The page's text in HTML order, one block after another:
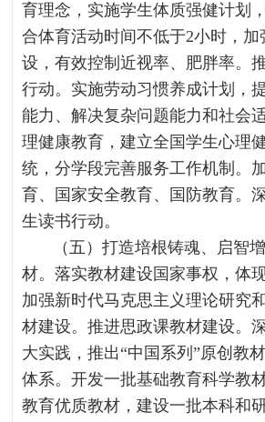
育理念，实施学生体质强健计划
合体育活动时间不低于2小时，加
设，有效控制近视率、肥胖率。
行动。实施劳动习惯养成计划，
能力、解决复杂问题能力和社会
理健康教育，建立全国学生心理
统，分学段完善服务工作机制。
育、国家安全教育、国防教育。
生读书行动。
（五）打造培根铸魂、启智
材。落实教材建设国家事权，体
加强新时代马克思主义理论研究
材建设。推进思政课教材建设。
大实践，推出“中国系列”原创教
体系。开发一批基础教育科学教
教育优质教材，建设一批本科和